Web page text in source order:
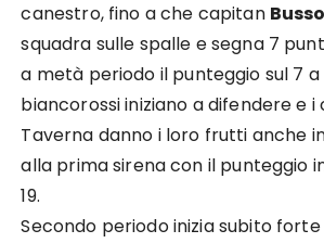
canestro, fino a che capitan
squadra sulle spalle e segna 7
a metà periodo il punteggio sul 7 a
biancorossi iniziano a difendere e i
Taverna danno i loro frutti anche
alla prima sirena con il punteggio
19.
Secondo periodo inizia subito